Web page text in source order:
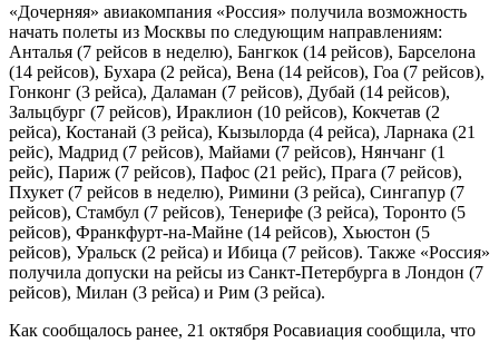
«Дочерняя» авиакомпания «Россия» получила возможность
начать полеты из Москвы по следующим направлениям:
Анталья (7 рейсов в неделю), Бангкок (14 рейсов), Барселона
(14 рейсов), Бухара (2 рейса), Вена (14 рейсов), Гоа (7 рейсов),
Гонконг (3 рейса), Даламан (7 рейсов), Дубай (14 рейсов),
Зальцбург (7 рейсов), Ираклион (10 рейсов), Кокчетав (2
рейса), Костанай (3 рейса), Кызылорда (4 рейса), Ларнака (21
рейс), Мадрид (7 рейсов), Майами (7 рейсов), Нянчанг (1
рейс), Париж (7 рейсов), Пафос (21 рейс), Прага (7 рейсов),
Пхукет (7 рейсов в неделю), Римини (3 рейса), Сингапур (7
рейсов), Стамбул (7 рейсов), Тенерифе (3 рейса), Торонто (5
рейсов), Франкфурт-на-Майне (14 рейсов), Хьюстон (5
рейсов), Уральск (2 рейса) и Ибица (7 рейсов). Также «Россия»
получила допуски на рейсы из Санкт-Петербурга в Лондон (7
рейсов), Милан (3 рейса) и Рим (3 рейса).
Как сообщалось ранее, 21 октября Росавиация сообщила, что